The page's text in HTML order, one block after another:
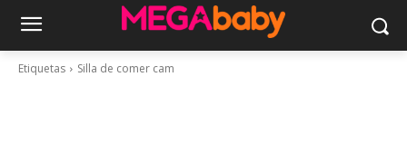
Etiquetas Silla de comer cam